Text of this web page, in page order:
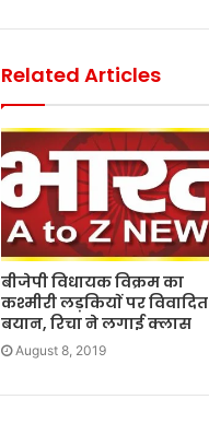
Related Articles
बीजेपी विधायक विक्रम का
कश्मीरी लड़कियाें पर विवादित
बयान, रिचा ने लगाई क्लास
August 8, 2019